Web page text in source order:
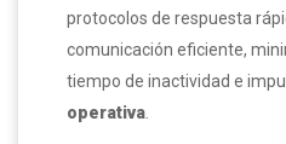
protocolos de respuesta
comunicación eficiente,
tiempo de inactividad e
operativa